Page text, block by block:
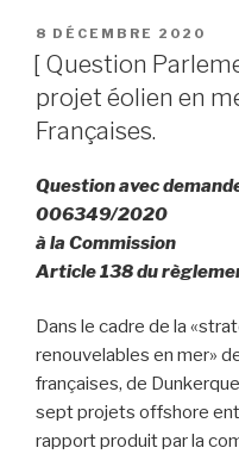
PUBLIÉ
LE
8 DÉCEMBRE 2020
[ Question
projet éolien en
Françaises.
Question avec
006349/2020
à la Commission
Article 138 du
Dans le cadre de la
renouvelables en mer»
françaises, de
sept projets offshore
rapport produit par la